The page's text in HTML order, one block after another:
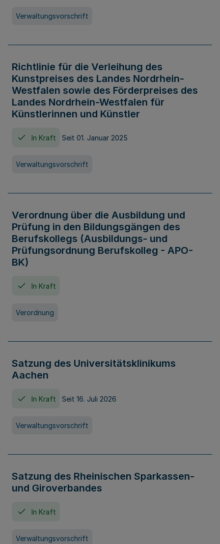
Verwaltungsvorschrift
Richtlinie für die Verleihung des
Kunstpreises des Landes Nordrhein-
Westfalen sowie des Förderpreises des
Landes Nordrhein-Westfalen für
Künstlerinnen und Künstler
In Kraft Seit 01. Januar 2025
Verwaltungsvorschrift
Verordnung über die Ausbildung und
Prüfung in den Bildungsgängen des
Berufskollegs (Ausbildungs- und
Prüfungsordnung Berufskolleg - APO-
BK)
In Kraft
Verordnung
Satzung des Universitätsklinikums
Aachen
In Kraft Seit 16. Juli 2026
Verwaltungsvorschrift
Satzung des Rheinischen Sparkassen-
und Giroverbandes
In Kraft
Verwaltungsvorschrift